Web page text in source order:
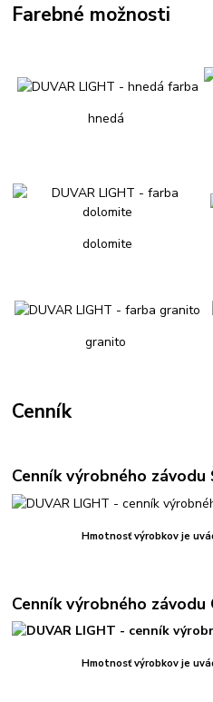
Farebné možnosti
hnedá
dolomite
granito
Cenník
Cenník výrobného závodu
Hmotnosť výrobkov je
Cenník výrobného závodu
Hmotnosť výrobkov je